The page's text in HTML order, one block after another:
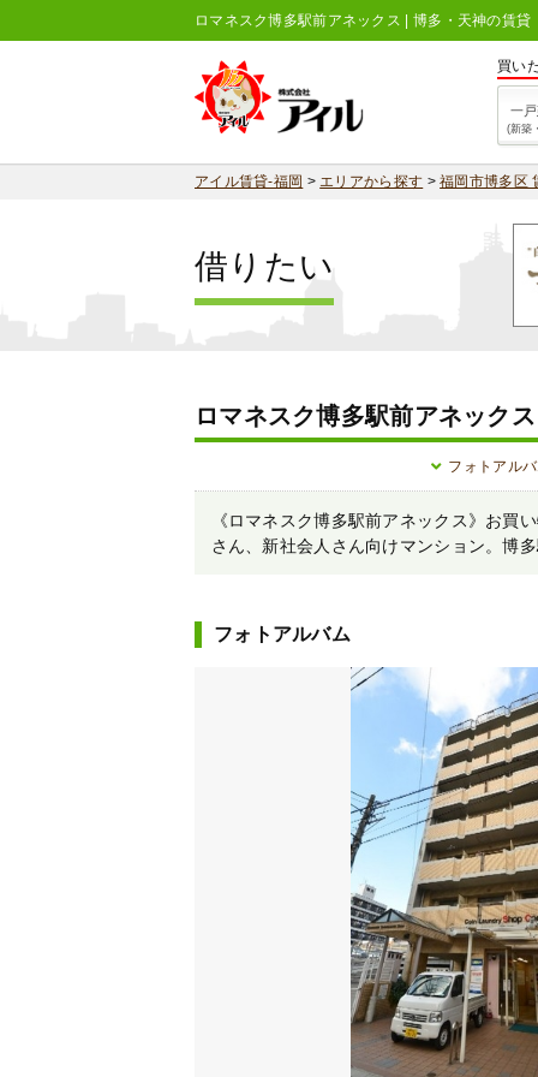
ロマネスク博多駅前アネックス | 博多・天神の賃
買い
一
(新築
アイル賃貸-福岡 >エリアから探す >福岡市博多区
借りたい
ロマネスク博多駅前アネックス
フォトアル
《ロマネスク博多駅前アネックス》お買
さん、新社会人さん向けマンション。博
フォトアルバム